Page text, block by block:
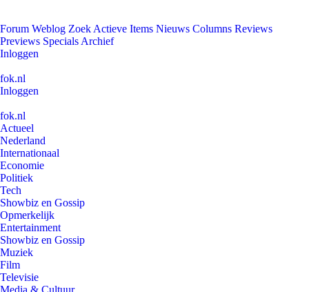
Forum Weblog Zoek Actieve Items Nieuws Columns Reviews
Previews Specials Archief
Inloggen
fok.nl
Inloggen
fok.nl
Actueel
Nederland
Internationaal
Economie
Politiek
Tech
Showbiz en Gossip
Opmerkelijk
Entertainment
Showbiz en Gossip
Muziek
Film
Televisie
Media & Cultuur